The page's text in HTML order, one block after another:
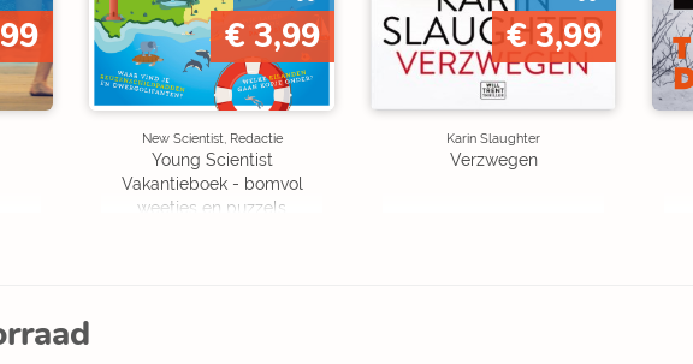
€ 3,99
New Scientist, Redactie
Young Scientist
Vakantieboek - bomvol
weetjes en puzzels
€ 3,99
Karin Slaughter
Verzwegen